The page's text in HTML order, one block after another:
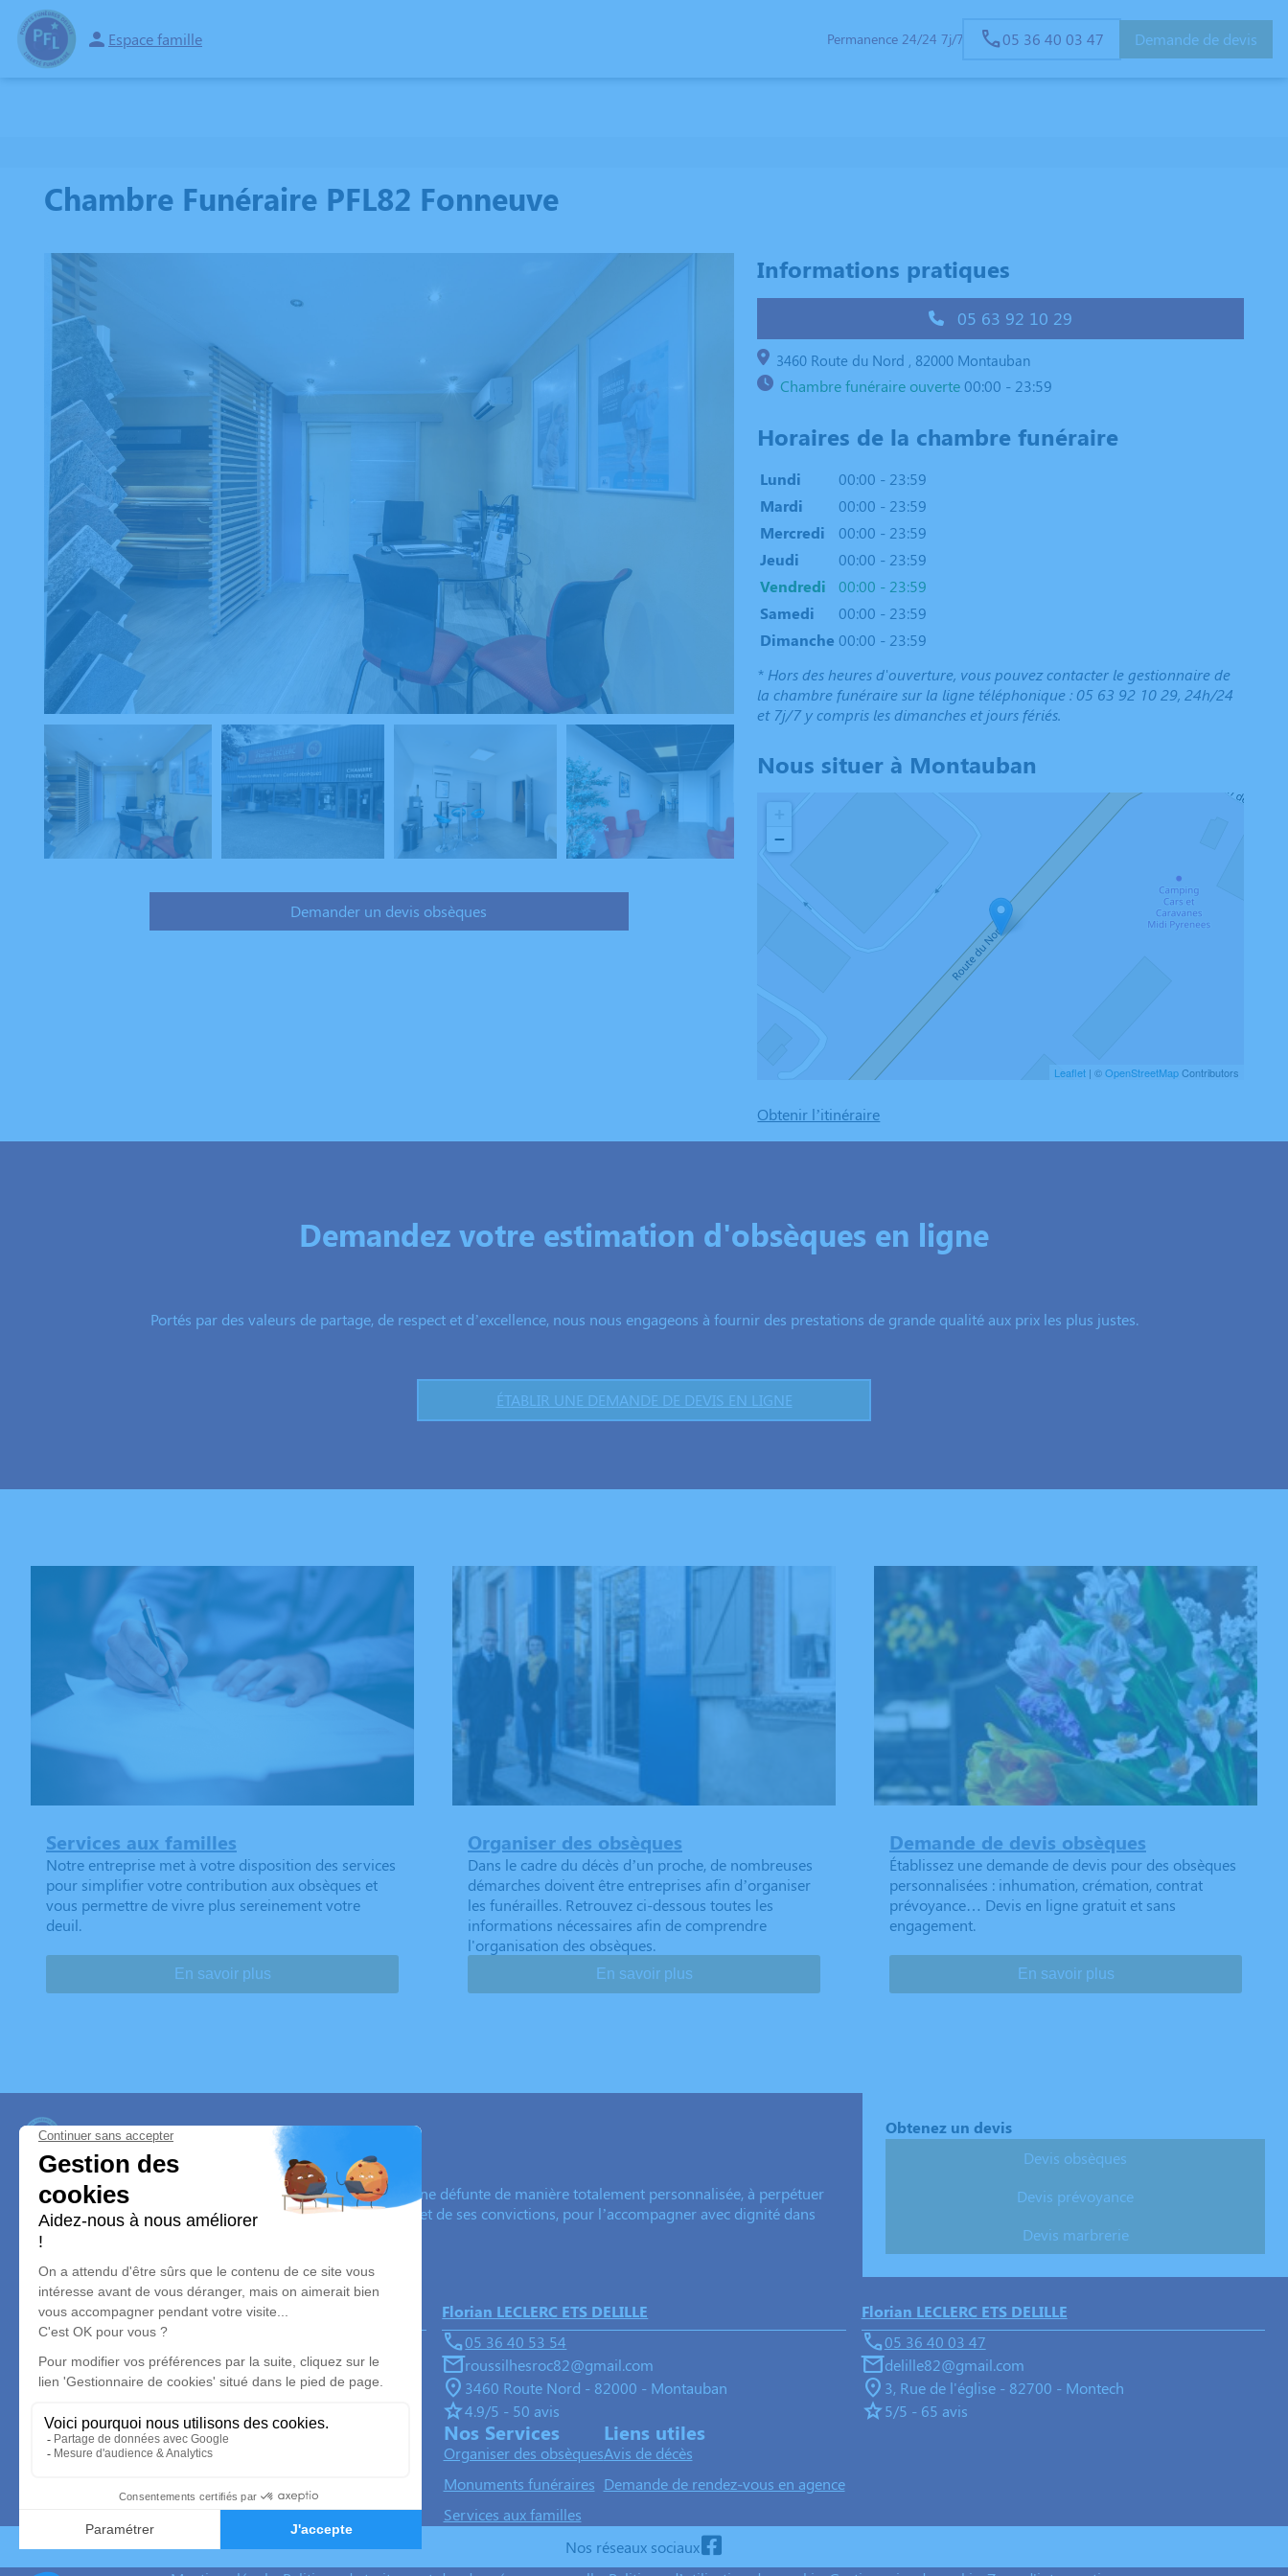
Espace famille Permanence 24/24 7j/7 05 36 40 03 47 Demande de devis
NOS SERVICES NOS AGENCES
Chambre Funéraire PFL82 Fonneuve
Demander un devis obsèques
Informations pratiques
05 63 92 10 29
3460 Route du Nord , 82000 Montauban
Chambre funéraire ouverte 00:00 - 23:59
Horaires de la chambre funéraire
Lundi
00:00 - 23:59
Mardi
00:00 - 23:59
Mercredi
00:00 - 23:59
Jeudi
00:00 - 23:59
Vendredi
00:00 - 23:59
Samedi
00:00 - 23:59
Dimanche 00:00 - 23:59
* Hors des heures d'ouverture, vous pouvez contacter le gestionnaire de
la chambre funéraire sur la ligne téléphonique : 05 63 92 10 29, 24h/24
et 7j/7 y compris les dimanches et jours fériés.
Nous situer à Montauban
−
Leaflet | ©OpenStreetMapContributors
Obtenir l’itinéraire
Demandez votre estimation d'obsèques en ligne
Portés par des valeurs de partage, de respect et d’excellence, nous nous engageons à fournir des prestations de grande qualité aux prix les plus justes.
ÉTABLIR UNE DEMANDE DE DEVIS EN LIGNE
Services aux familles
Notre entreprise met à votre disposition des services
pour simplifier votre contribution aux obsèques et
vous permettre de vivre plus sereinement votre
deuil.
En savoir plus
Organiser des obsèques
Dans le cadre du décès d’un proche, de nombreuses
démarches doivent être entreprises afin d’organiser
les funérailles. Retrouvez ci-dessous toutes les
informations nécessaires afin de comprendre
l'organisation des obsèques.
En savoir plus
Demande de devis obsèques
Établissez une demande de devis pour des obsèques
personnalisées : inhumation, crémation, contrat
prévoyance… Devis en ligne gratuit et sans
engagement.
En savoir plus
Pompes Funèbres DELILLE
Nos équipes vous aident à honorer la mémoire de la personne défunte de manière totalement personnalisée, à perpétuer
son souvenir dans le respect de ses volontés, de ses valeurs et de ses convictions, pour l’accompagner avec dignité dans
son dernier voyage.
Obtenez un devis
Devis obsèques
Devis prévoyance
Devis marbrerie
Nos agences
Florian LECLERC ETS DELILLE
05 36 40 09 99
abadieroc82@gmail.com
18 Rue de l'Égalité - 82000 - Montauban
Florian LECLERC ETS DELILLE
05 36 40 53 54
roussilhesroc82@gmail.com
3460 Route Nord - 82000 - Montauban
4.9/5 - 50 avis
Florian LECLERC ETS DELILLE
05 36 40 03 47
delille82@gmail.com
3, Rue de l'église - 82700 - Montech
5/5 - 65 avis
Nos Services
Organiser des obsèques
Monuments funéraires
Services aux familles
Liens utiles
Avis de décès
Demande de rendez-vous en agence
Nos réseaux sociaux